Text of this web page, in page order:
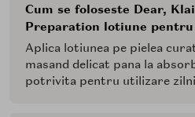
Cum se foloseste Dear,
Preparation lotiune
Aplica lotiunea pe pielea
masand delicat pana la
potrivita pentru utilizare